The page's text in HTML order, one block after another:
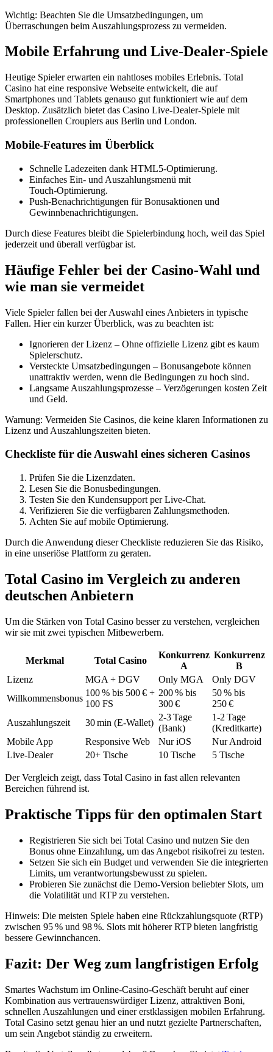
Wichtig: Beachten Sie die Umsatzbedingungen, um
Überraschungen beim Auszahlungsprozess zu vermeiden.
Mobile Erfahrung und Live‑Dealer‑Spiele
Heutige Spieler erwarten ein nahtloses mobiles Erlebnis. Total
Casino hat eine responsive Webseite entwickelt, die auf
Smartphones und Tablets genauso gut funktioniert wie auf dem
Desktop. Zusätzlich bietet das Casino Live‑Dealer‑Spiele mit
professionellen Croupiers aus Berlin und London.
Mobile‑Features im Überblick
Schnelle Ladezeiten dank HTML5‑Optimierung.
Einfaches Ein- und Auszahlungsmenü mit
Touch‑Optimierung.
Push‑Benachrichtigungen für Bonusaktionen und
Gewinnbenachrichtigungen.
Durch diese Features bleibt die Spielerbindung hoch, weil das Spiel
jederzeit und überall verfügbar ist.
Häufige Fehler bei der Casino‑Wahl und
wie man sie vermeidet
Viele Spieler fallen bei der Auswahl eines Anbieters in typische
Fallen. Hier ein kurzer Überblick, was zu beachten ist:
Ignorieren der Lizenz – Ohne offizielle Lizenz gibt es kaum
Spielerschutz.
Versteckte Umsatzbedingungen – Bonusangebote können
unattraktiv werden, wenn die Bedingungen zu hoch sind.
Langsame Auszahlungsprozesse – Verzögerungen kosten Zeit
und Geld.
Warnung: Vermeiden Sie Casinos, die keine klaren Informationen zu
Lizenz und Auszahlungszeiten bieten.
Checkliste für die Auswahl eines sicheren Casinos
Prüfen Sie die Lizenzdaten.
Lesen Sie die Bonusbedingungen.
Testen Sie den Kundensupport per Live‑Chat.
Verifizieren Sie die verfügbaren Zahlungsmethoden.
Achten Sie auf mobile Optimierung.
Durch die Anwendung dieser Checkliste reduzieren Sie das Risiko,
in eine unseriöse Plattform zu geraten.
Total Casino im Vergleich zu anderen
deutschen Anbietern
Um die Stärken von Total Casino besser zu verstehen, vergleichen
wir sie mit zwei typischen Mitbewerbern.
Merkmal Total Casino
Konkurrenz
A
Konkurrenz
B
Lizenz
MGA + DGV Only MGA
Only DGV
Willkommensbonus
100 % bis 500 € +
100 FS
200 % bis
300 €
50 % bis
250 €
Auszahlungszeit
30 min (E‑Wallet)
2‑3 Tage
(Bank)
1‑2 Tage
(Kreditkarte)
Mobile App
Responsive Web Nur iOS
Nur Android
Live‑Dealer
20+ Tische 10 Tische 5 Tische
Der Vergleich zeigt, dass Total Casino in fast allen relevanten
Bereichen führend ist.
Praktische Tipps für den optimalen Start
Registrieren Sie sich bei Total Casino und nutzen Sie den
Bonus ohne Einzahlung, um das Angebot risikofrei zu testen.
Setzen Sie sich ein Budget und verwenden Sie die integrierten
Limits, um verantwortungsbewusst zu spielen.
Probieren Sie zunächst die Demo‑Version beliebter Slots, um
die Volatilität und RTP zu verstehen.
Hinweis: Die meisten Spiele haben eine Rückzahlungsquote (RTP)
zwischen 95 % und 98 %. Slots mit höherer RTP bieten langfristig
bessere Gewinnchancen.
Fazit: Der Weg zum langfristigen Erfolg
Smartes Wachstum im Online‑Casino‑Geschäft beruht auf einer
Kombination aus vertrauenswürdiger Lizenz, attraktiven Boni,
schnellen Auszahlungen und einer erstklassigen mobilen Erfahrung.
Total Casino setzt genau hier an und nutzt gezielte Partnerschaften,
um sein Angebot ständig zu erweitern.